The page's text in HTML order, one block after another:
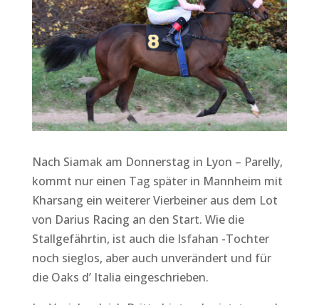
Nach Siamak am Donnerstag in Lyon – Parelly,
kommt nur einen Tag später in Mannheim mit
Kharsang ein weiterer Vierbeiner aus dem Lot
von Darius Racing an den Start. Wie die
Stallgefährtin, ist auch die Isfahan -Tochter
noch sieglos, aber auch unverändert und für
die Oaks d’ Italia eingeschrieben.